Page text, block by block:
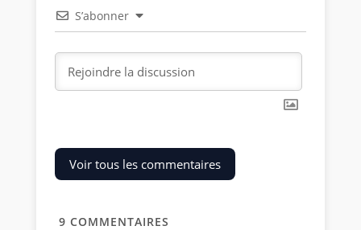
S’abonner
Voir tous les commentaires
9 COMMENTAIRES